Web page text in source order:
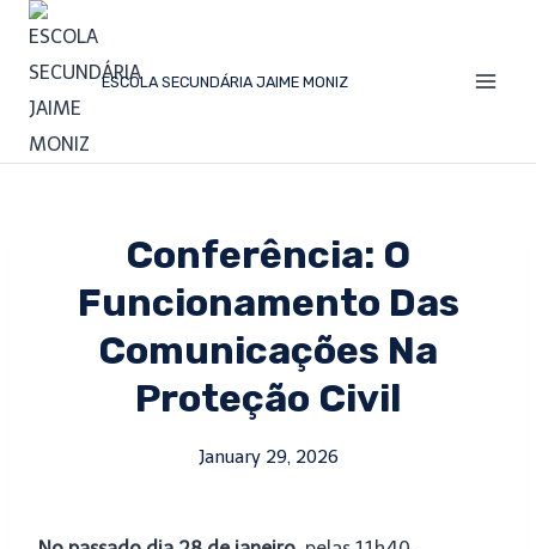
ESCOLA SECUNDÁRIA JAIME MONIZ
Conferência: O
Funcionamento Das
Comunicações Na
Proteção Civil
January 29, 2026